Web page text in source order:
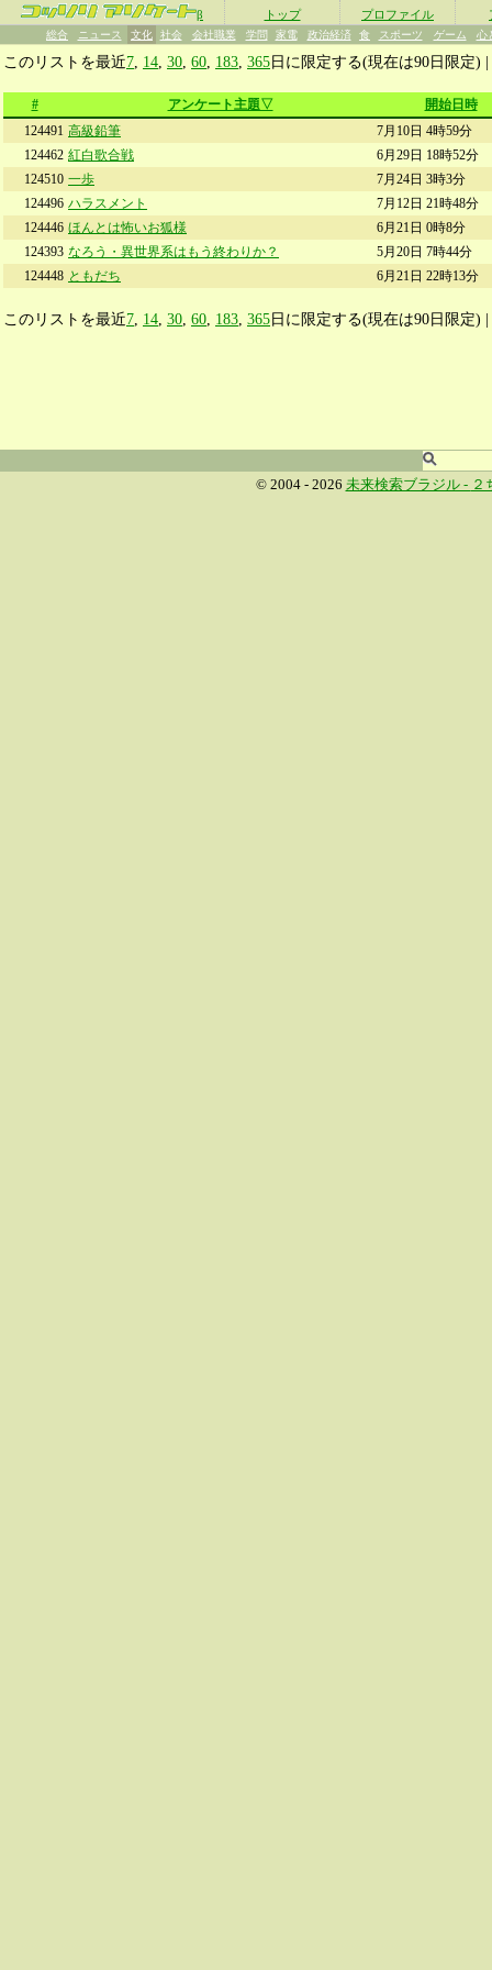
β トップ プロファイル
総合 ニュース 文化 社会 会社職業 学問 家電 政治経済 食 スポーツ ゲーム 心
このリストを最近7 14 30 60 183 365日に限定する(現在は90日限定) |
# アンケート主題▽
開始日時
124491 高級鉛筆
7月10日 4時59分
124462 紅白歌合戦
6月29日 18時52分
124510 一歩
7月24日 3時3分
124496 ハラスメント
7月12日 21時48分
124446 ほんとは怖いお狐様
6月21日 0時8分
124393 なろう・異世界系はもう終わりか？
5月20日 7時44分
124448 ともだち 6月21日 22時13分
このリストを最近7 14 30 60 183 365日に限定する(現在は90日限定) |
© 2004 - 2026 未来検索ブラジル - ２